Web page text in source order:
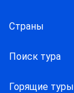
Страны
Поиск тура
Горящие туры